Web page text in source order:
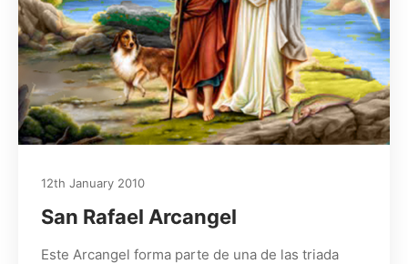
12th January 2010
San Rafael Arcangel
Este Arcangel forma parte de una de las triada